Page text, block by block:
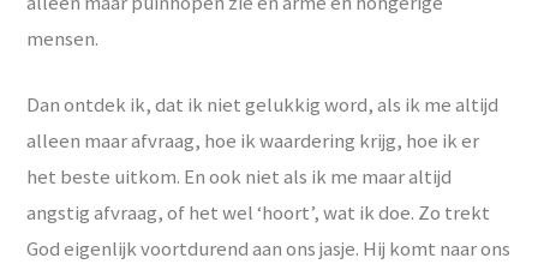
mensen.
Dan ontdek ik, dat ik niet gelukkig word, als ik me altijd
alleen maar afvraag, hoe ik waardering krijg, hoe ik er
het beste uitkom. En ook niet als ik me maar altijd
angstig afvraag, of het wel ‘hoort’, wat ik doe. Zo trekt
God eigenlijk voortdurend aan ons jasje. Hij komt naar ons